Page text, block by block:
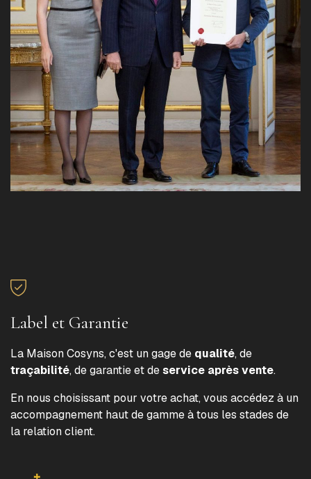
Label et Garantie
La Maison Cosyns, c'est un gage de qualité, de
traçabilité, de garantie et deservice après vente.
En nous choisissant pour votre achat, vous accédez à un
accompagnement haut de gamme à tous les stades de
la relation client.